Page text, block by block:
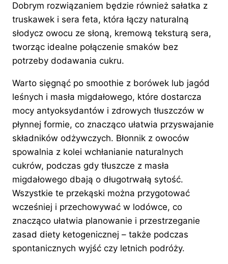
Dobrym rozwiązaniem będzie również sałatka z
truskawek i sera feta, która łączy naturalną
słodycz owocu ze słoną, kremową teksturą sera,
tworząc idealne połączenie smaków bez
potrzeby dodawania cukru.
Warto sięgnąć po smoothie z borówek lub jagód
leśnych i masła migdałowego, które dostarcza
mocy antyoksydantów i zdrowych tłuszczów w
płynnej formie, co znacząco ułatwia przyswajanie
składników odżywczych. Błonnik z owoców
spowalnia z kolei wchłanianie naturalnych
cukrów, podczas gdy tłuszcze z masła
migdałowego dbają o długotrwałą sytość.
Wszystkie te przekąski można przygotować
wcześniej i przechowywać w lodówce, co
znacząco ułatwia planowanie i przestrzeganie
zasad diety ketogenicznej – także podczas
spontanicznych wyjść czy letnich podróży.